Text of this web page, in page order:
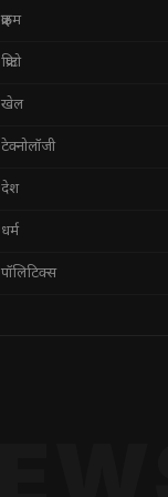
क्राइम
क्रिप्टो
खेल
टेक्नोलॉजी
देश
धर्म
पॉलिटिक्स